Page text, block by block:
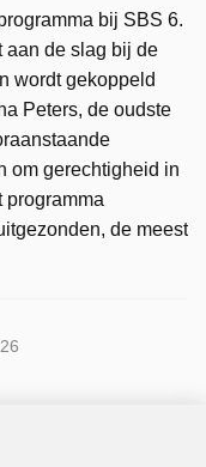
bij SBS 6.
aan de slag bij de
wordt gekoppeld
Peters, de oudste
om gerechtigheid in
programma
de meest